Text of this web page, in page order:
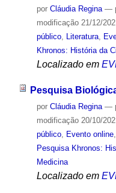
por Cláudia Regina —
modificação21/12/
público, Literatura,
Khronos: História da
Localizado em
Pesquisa
por Cláudia Regina —
modificação20/10/
público, Evento online,
Pesquisa Khronos:
Medicina
Localizado em